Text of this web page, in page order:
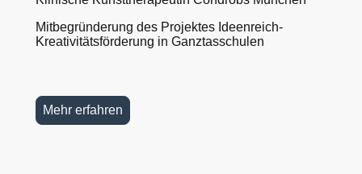
Mitbegründerung des Projektes Ideenreich-
Kreativitätsförderung in Ganztasschulen
Mehr erfahren